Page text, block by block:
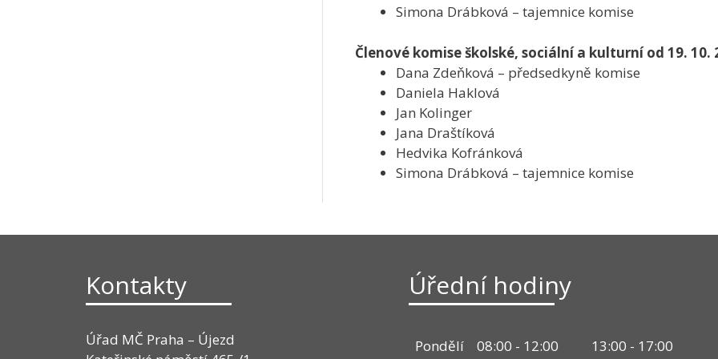
Simona Drábková – tajemnice komise
Členové komise školské, sociální a kulturní od 19. 10.
Dana Zdeňková – předsedkyně komise
Daniela Haklová
Jan Kolinger
Jana Draštíková
Hedvika Kofránková
Simona Drábková – tajemnice komise
Kontakty
Úřad MČ Praha – Újezd
Úřední hodiny
Pondělí 08:00 - 12:00 13:00 - 17:00